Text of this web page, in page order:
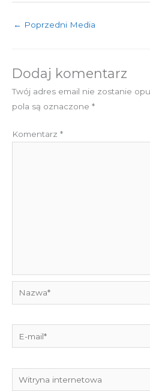
← Poprzedni Media
Dodaj komentarz
Twój adres email nie zostanie
pola są oznaczone *
Komentarz *
mail*
Witryna